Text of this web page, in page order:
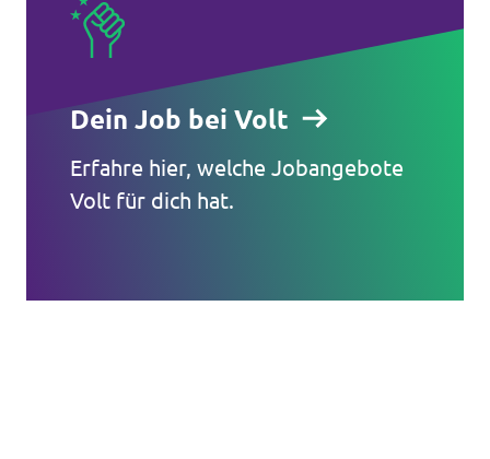
Dein Job bei Volt
Erfahre hier, welche Jobangebote
Volt für dich hat.